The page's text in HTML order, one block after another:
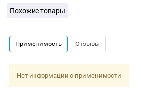
Похожие товары
Применимость Отзывы
Нет информации о применимости